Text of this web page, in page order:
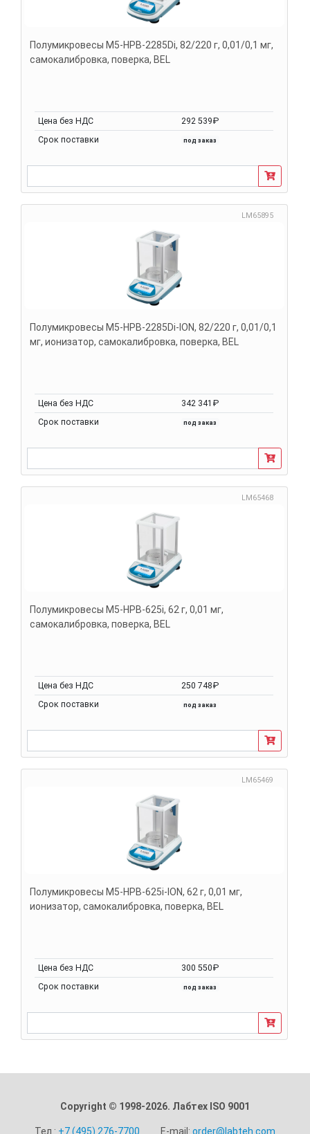
Полумикровесы M5-HPB-2285Di, 82/220 г, 0,01/0,1 мг,
самокалибровка, поверка, BEL
Цена без НДС
292 539₽
Срок поставки
под заказ
LM65895
Полумикровесы M5-HPB-2285Di-ION, 82/220 г, 0,01/0,1
мг, ионизатор, самокалибровка, поверка, BEL
Цена без НДС
342 341₽
Срок поставки
под заказ
LM65468
Полумикровесы M5-HPB-625i, 62 г, 0,01 мг,
самокалибровка, поверка, BEL
Цена без НДС
250 748₽
Срок поставки
под заказ
LM65469
Полумикровесы M5-HPB-625i-ION, 62 г, 0,01 мг,
ионизатор, самокалибровка, поверка, BEL
Цена без НДС
300 550₽
Срок поставки
под заказ
Copyright © 1998-2026. Лабтех ISO 9001
Тел.: +7 (495) 276-7700 E-mail: order@labteh.com